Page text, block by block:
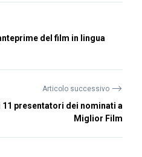
del film in lingua
Articolo successivo ⟶
11 presentatori dei nominati a
Miglior Film